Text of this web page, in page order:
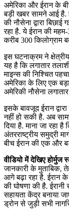
अमेरिका और ईरान के
बड़ी खबर सामने आई है.
की नौसेना द्वारा
रहा है. ये ईरान की
करीब 300 किलोग्राम
इस घटनाक्रम ने
यह है कि लगातार
माइन्स की निश्चित
अमेरिका के लिए एक
अमेरिकी नौसेना
इसके बावजूद ईरान
नहीं हो सकी है. अब
दिया है. माना जा रहा
अंतरराष्ट्रीय समुद्री
बीच ईरान की एक और
वीडियो में देखिए
जानकारी के मुताबिक,
आगे बढ़ा रहा है. ईरान
की घोषणा की है.
सहायता केंद्र बनाया
ड्रोन से जुड़ी सभी